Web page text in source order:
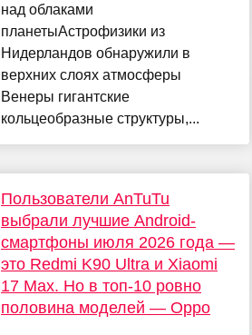
над облаками
планетыАстрофизики из
Нидерландов обнаружили в
верхних слоях атмосферы
Венеры гигантские
кольцеобразные структуры,...
Пользователи AnTuTu
выбрали лучшие Android-
смартфоны июля 2026 года —
это Redmi K90 Ultra и Xiaomi
17 Max. Но в топ-10 ровно
половина моделей — Oppo